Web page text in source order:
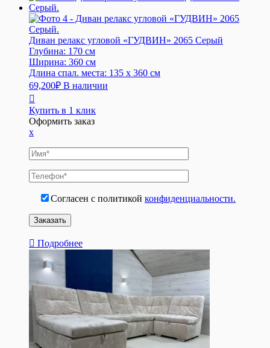
Диван релакс угловой «ГУДВИН» 2065 Серый
Глубина: 170 см
Ширина: 360 см
Длина спал. места: 135 x 360 см
69,200₽ В наличии
Купить в 1 клик
Оформить заказ
x
Согласен с политикой конфиденциальности.
Подробнее